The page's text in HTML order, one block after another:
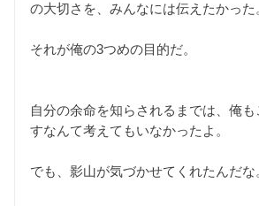
の大切さを、みんなには伝えたかった
それが俺の3つめの目的だ。
自分の余命を知らされるまでは、俺も
すなんて考えてもいなかったよ。
でも、影山が気づかせてくれたんだな